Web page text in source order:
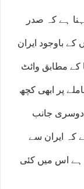
ہے کہ صدر
باوجود ایران
کے مطابق وائٹ
پر ابھی کچھ
جانب
کہ ایران سے
ہے اس میں کئی